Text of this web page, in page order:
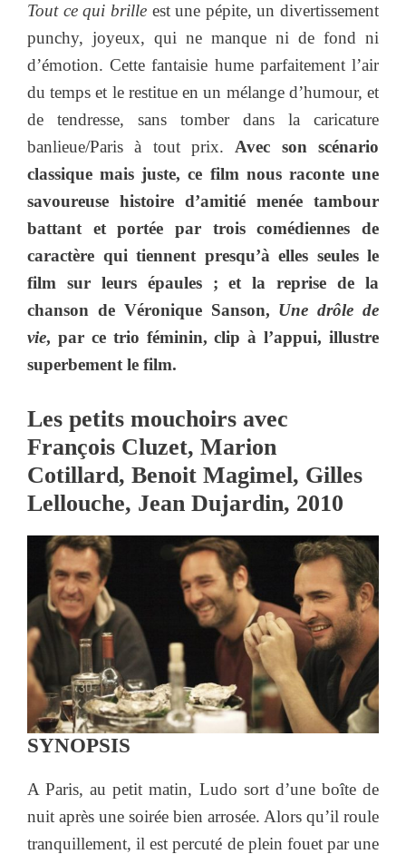
Tout ce qui brilleest une pépite, un divertissement
punchy, joyeux, qui ne manque ni de fond ni
d’émotion. Cette fantaisie hume parfaitement l’air
du temps et le restitue en un mélange d’humour, et
de tendresse, sans tomber dans la caricature
banlieue/Paris à tout prix. Avec son scénario
classique mais juste, ce film nous raconte une
savoureuse histoire d’amitié menée tambour
battant et portée par trois comédiennes de
caractère qui tiennent presqu’à elles seules le
film sur leurs épaules ; et la reprise de la
chanson de Véronique Sanson, Une drôle de
vie, par ce trio féminin, clip à l’appui, illustre
superbement le film.
Les petits mouchoirs avec
François Cluzet, Marion
Cotillard, Benoit Magimel, Gilles
Lellouche, Jean Dujardin, 2010
SYNOPSIS
A Paris, au petit matin, Ludo sort d’une boîte de
nuit après une soirée bien arrosée. Alors qu’il roule
tranquillement, il est percuté de plein fouet par une